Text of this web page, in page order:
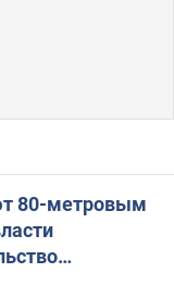
80-метровым